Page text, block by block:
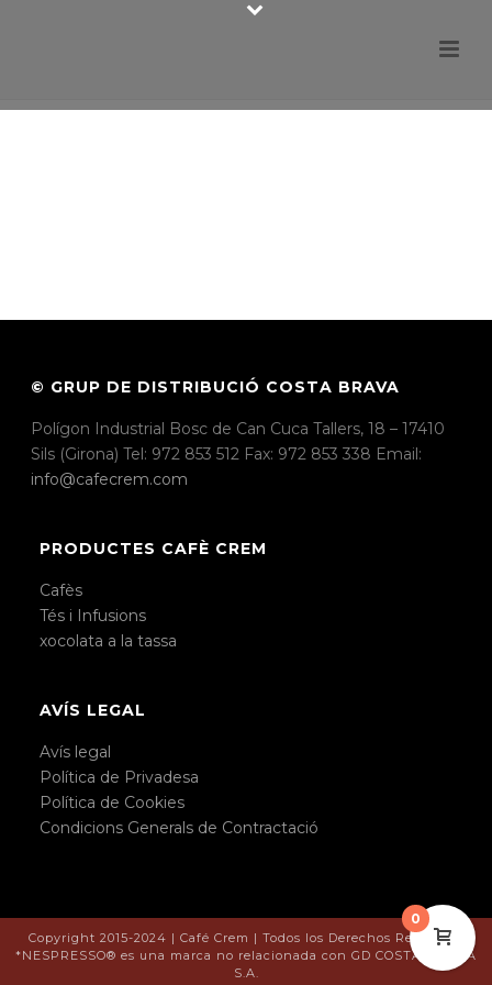
© GRUP DE DISTRIBUCIÓ COSTA BRAVA
Polígon Industrial Bosc de Can Cuca Tallers, 18 – 17410
Sils (Girona) Tel: 972 853 512 Fax: 972 853 338 Email:
info@cafecrem.com
PRODUCTES CAFÈ CREM
Cafès
Tés i Infusions
xocolata a la tassa
AVÍS LEGAL
Avís legal
Política de Privadesa
Política de Cookies
Condicions Generals de Contractació
Copyright 2015-2024 | Café Crem | Todos los Derechos Reservado
*NESPRESSO® es una marca no relacionada con GD COSTA BRAVA
S.A.
0